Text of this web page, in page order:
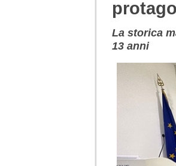
La storica
13 anni